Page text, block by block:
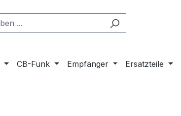
CB-Funk Empfänger Ersatzteile